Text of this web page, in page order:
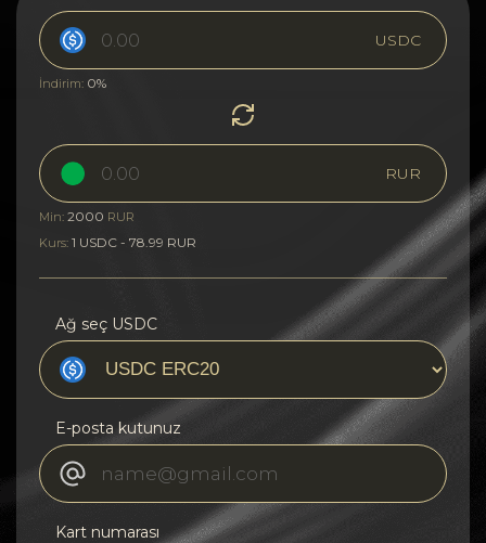
USDC
İndirim: 0%
RUR
Min: 2000 RUR
Kurs: 1 USDC - 78.99 RUR
Ağ seç USDC
E-posta kutunuz
Kart numarası